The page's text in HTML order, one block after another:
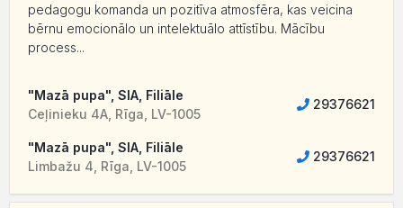
pedagogu komanda un pozitīva atmosfēra, kas veicina
bērnu emocionālo un intelektuālo attīstību. Mācību
process...
"Mazā pupa", SIA, Filiāle
Ceļinieku 4A, Rīga, LV-1005
29376621
"Mazā pupa", SIA, Filiāle
Limbažu 4, Rīga, LV-1005
29376621